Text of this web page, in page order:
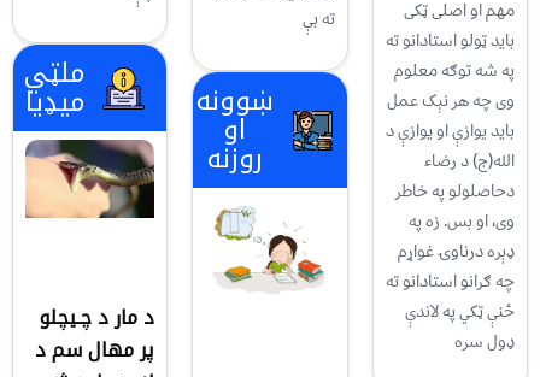
مهم او اصلی ټکی
باید ټولو استادانو ته
په شه توګه معلوم
وی چه هر نېک عمل
باید یوازې او یوازې د
الله(ج) د رضاء
دحاصلولو په خاطر
وی، او بس. زه په
ډېره درناوۍ غواړم
چه ګرانو استادانو ته
ځنې ټکي په لاندې
ډول سره
ته بې
ښوونه
او
روزنه
ملټي
میډیا
د مار د چـیچلو
پر مهال سم د